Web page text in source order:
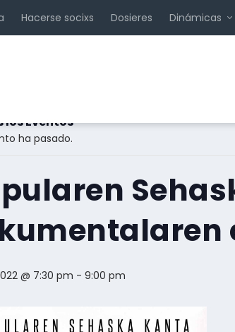
Hacerse socixs Dosieres Dinámicas
los Eventos
ha pasado.
@ 7:30 pm - 9:00 pm